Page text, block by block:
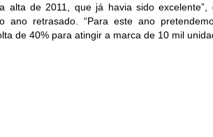
a alta de 2011, que já havia sido
ano retrasado. “Para este ano
de 40% para atingir a marca de 10 mil